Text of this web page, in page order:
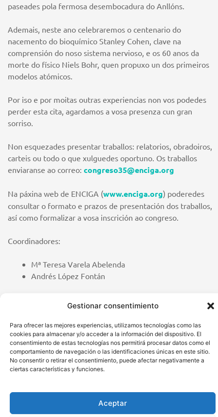
Gestionar consentimiento
Para ofrecer las mejores experiencias, utilizamos tecnologías como las
cookies para almacenar y/o acceder a la información del dispositivo. El
consentimiento de estas tecnologías nos permitirá procesar datos como el
comportamiento de navegación o las identificaciones únicas en este sitio.
No consentir o retirar el consentimiento, puede afectar negativamente a
ciertas características y funciones.
Aceptar
paseades pola fermosa desembocadura do Anllóns.
Ademais, neste ano celebraremos o centenario do
nacemento do bioquímico Stanley Cohen, clave na
comprensión do noso sistema nervioso, e os 60 anos da
morte do físico Niels Bohr, quen propuxo un dos primeiros
modelos atómicos.
Por iso e por moitas outras experiencias non vos podedes
perder esta cita, agardamos a vosa presenza cun gran
sorriso.
Non esquezades presentar traballos: relatorios, obradoiros,
carteis ou todo o que xulguedes oportuno. Os traballos
enviaranse ao correo: congreso35@enciga.org
Na páxina web de ENCIGA (www.enciga.org) poderedes
consultar o formato e prazos de presentación dos traballos,
así como formalizar a vosa inscrición ao congreso.
Coordinadores:
Mª Teresa Varela Abelenda
Andrés López Fontán
Congresos
Formato Traballos